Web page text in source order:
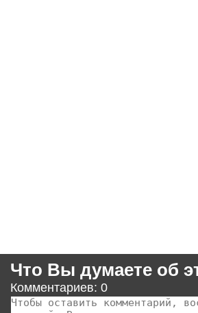
Что Вы думаете об
Комментариев: 0